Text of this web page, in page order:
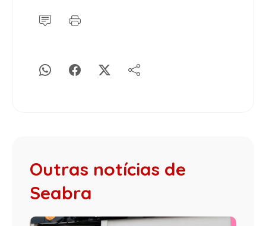
Outras notícias de
Seabra